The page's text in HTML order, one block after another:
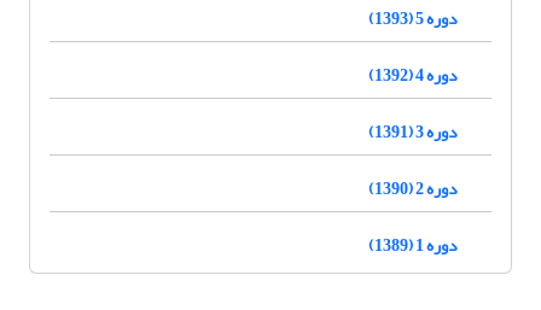
دوره 5 (1393)
دوره 4 (1392)
دوره 3 (1391)
دوره 2 (1390)
دوره 1 (1389)